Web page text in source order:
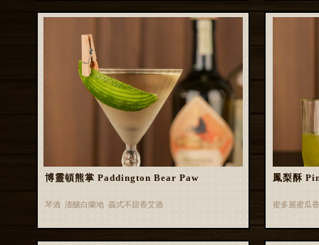
博靈頓熊掌 Paddington Bear Paw
琴酒 渣釀白蘭地 義式不甜香艾酒
鳳梨酥
蜜多麗蜜瓜